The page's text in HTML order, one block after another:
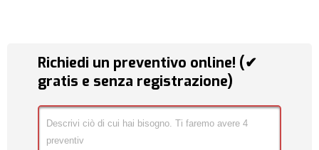
Richiedi un preventivo online! (✔
gratis e senza registrazione)